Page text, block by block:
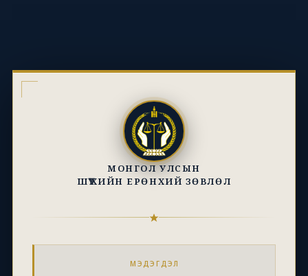
МОНГОЛ УЛСЫН
ШҮҮХИЙН ЕРӨНХИЙ ЗӨВЛӨЛ
МЭДЭГДЭЛ